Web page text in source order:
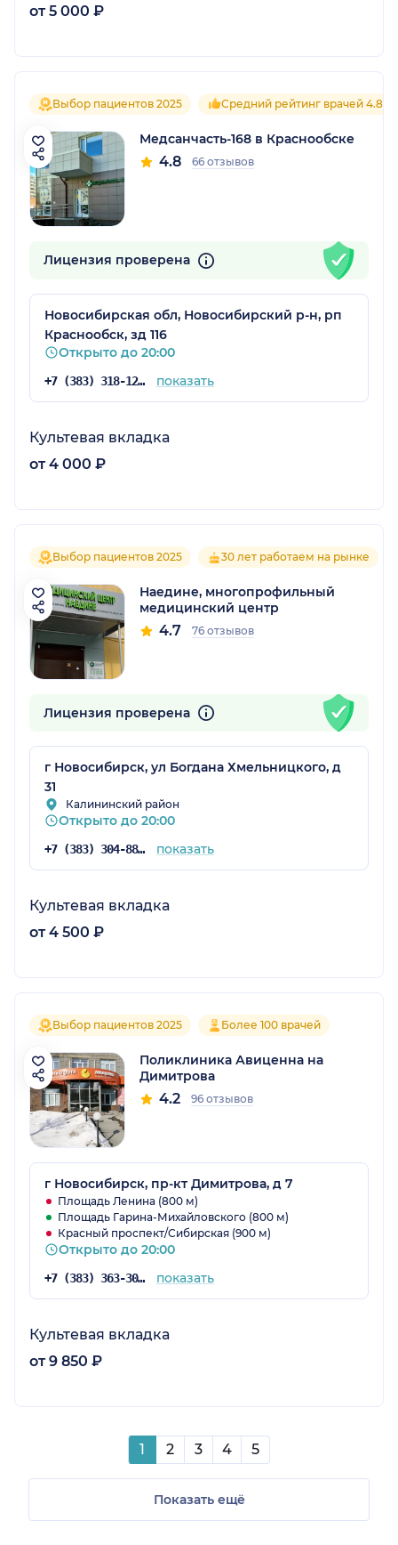
от 5 000 ₽
Выбор пациентов 2025 Средний рейтинг врачей 4.8
Медсанчасть-168 в Краснообске
4.8 66 отзывов
Лицензия проверена
Новосибирская обл, Новосибирский р-н, рп
Краснообск, зд 116
Открыто до 20:00
+7 (383) 318-12-64 показать
Культевая вкладка
от 4 000 ₽
Выбор пациентов 2025 30 лет работаем на рынке
Наедине, многопрофильный
медицинский центр
4.7 76 отзывов
Лицензия проверена
г Новосибирск, ул Богдана Хмельницкого, д
31
Калининский район
Открыто до 20:00
+7 (383) 304-88-07 показать
Культевая вкладка
от 4 500 ₽
Выбор пациентов 2025 Более 100 врачей
Поликлиника Авиценна на
Димитрова
4.2 96 отзывов
г Новосибирск, пр-кт Димитрова, д 7
Площадь Ленина (800 м)
Площадь Гарина-Михайловского (800 м)
Красный проспект/Сибирская (900 м)
Открыто до 20:00
+7 (383) 363-30-03 показать
Культевая вкладка
от 9 850 ₽
1 2 3 4 5
Показать ещё